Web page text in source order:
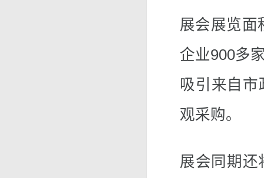
展会展览面
企业900多
吸引来自
观采购。
展会同期还